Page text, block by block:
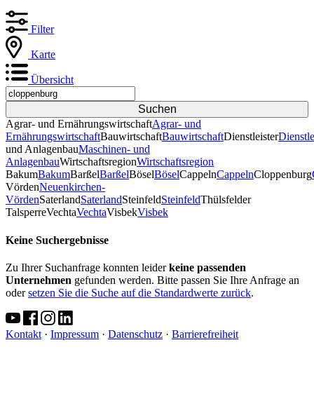
Filter
Karte
Übersicht
Agrar- und ErnährungswirtschaftAgrar- und
ErnährungswirtschaftBauwirtschaftBauwirtschaftDienstleister
und AnlagenbauMaschinen- und
AnlagenbauWirtschaftsregionWirtschaftsregion
BakumBakumBarßelBarßelBöselBöselCappelnCappelnCloppenburg
VördenNeuenkirchen-
VördenSaterlandSaterlandSteinfeldSteinfeldThülsfelder
TalsperreVechtaVechtaVisbekVisbek
Keine Suchergebnisse
Zu Ihrer Suchanfrage konnten leiderkeine passenden
Unternehmen gefunden werden. Bitte passen Sie Ihre Anfrage an
odersetzen Sie die Suche auf die Standardwerte zurück.
Kontakt · Impressum · Datenschutz · Barrierefreiheit